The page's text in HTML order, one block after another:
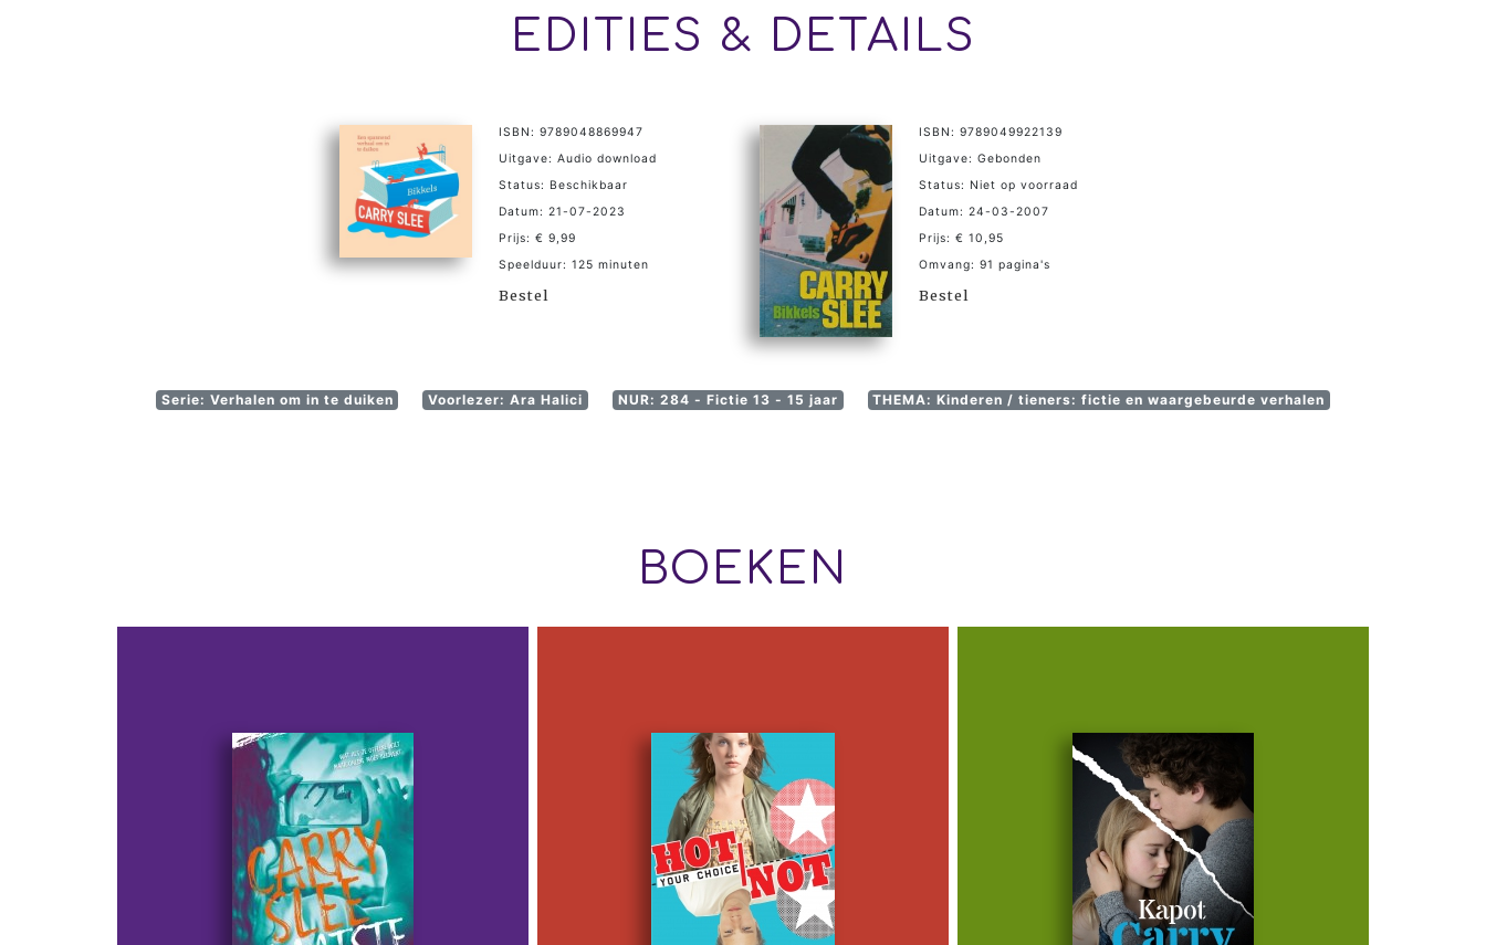
EDITIES & DETAILS
ISBN: 9789048869947
Uitgave: Audio download
Status: Beschikbaar
Datum: 21-07-2023
Prijs: € 9,99
Speelduur: 125 minuten
Bestel
ISBN: 9789049922139
Uitgave: Gebonden
Status: Niet op voorraad
Datum: 24-03-2007
Prijs: € 10,95
Omvang: 91 pagina's
Bestel
Serie: Verhalen om in te duiken Voorlezer: Ara Halici NUR: 284 - Fictie 13 - 15 jaar THEMA: Kinderen / tieners: fictie en waargebeurde verhalen
BOEKEN